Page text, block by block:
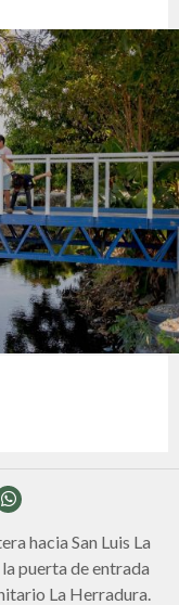
hacia San Luis La
puerta de entrada
La Herradura.